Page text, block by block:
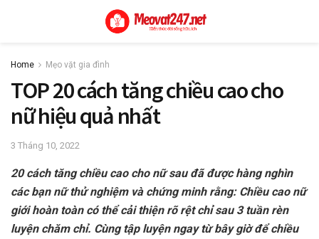
Home Mẹo vặt gia đình
TOP 20 cách tăng chiều cao cho
nữ hiệu quả nhất
3 Tháng 10, 2022
20 cách tăng chiều cao cho nữ sau đã được hàng nghìn
các bạn nữ thử nghiệm và chứng minh rằng: Chiều cao nữ
giới hoàn toàn có thể cải thiện rõ rệt chỉ sau 3 tuần rèn
luyện chăm chỉ. Cùng tập luyện ngay từ bây giờ để chiều